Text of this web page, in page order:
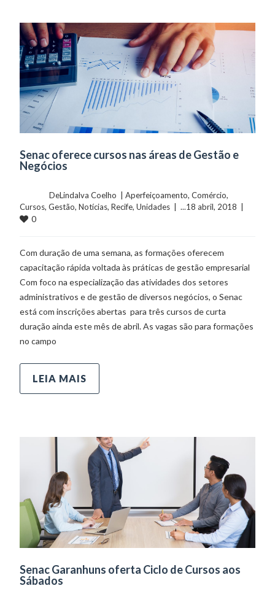
Senac oferece cursos nas áreas de Gestão e
Negócios
	    	DeLindalva Coelho  |
Aperfeiçoamento, Comércio
Cursos, Gestão, Notícias, Recife, Unidades
0
Com duração de uma semana, as formações oferecem
capacitação rápida voltada às práticas de gestão empresarial
Com foco na especialização das atividades dos setores
administrativos e de gestão de diversos negócios, o Senac
está com inscrições abertas para três cursos de curta
duração ainda este mês de abril. As vagas são para formações
no campo
LEIA MAIS
Senac Garanhuns oferta Ciclo de Cursos aos
Sábados